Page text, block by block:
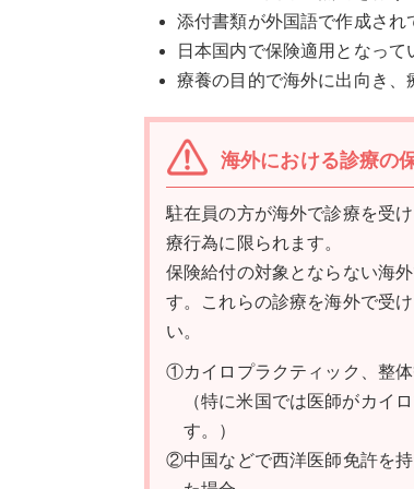
添付書類が外国語で作成され
日本国内で保険適用となって
療養の目的で海外に出向き、
海外における診療の
駐在員の方が海外で診療を受
療行為に限られます。
保険給付の対象とならない海
す。これらの診療を海外で受
い。
①カイロプラクティック、整
（特に米国では医師がカイ
す。）
②中国などで西洋医師免許を